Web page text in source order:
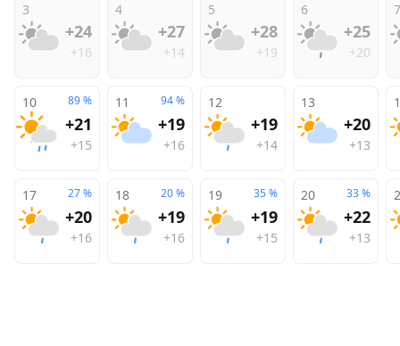
3
+24
+16
4
+27
+14
5
+28
+19
6
+25
+20
7
10 89%
+21
+15
11 94%
+19
+16
12
+19
+14
13
+20
+13
17 27%
+20
+16
18 20%
+19
+16
19 35%
+19
+15
20 33%
+22
+13